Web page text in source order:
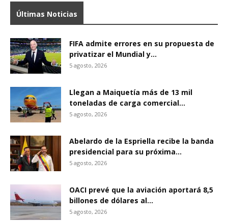
Últimas Noticias
FIFA admite errores en su propuesta de
privatizar el Mundial y...
5 agosto, 2026
Llegan a Maiquetía más de 13 mil
toneladas de carga comercial...
5 agosto, 2026
Abelardo de la Espriella recibe la banda
presidencial para su próxima...
5 agosto, 2026
OACI prevé que la aviación aportará 8,5
billones de dólares al...
5 agosto, 2026